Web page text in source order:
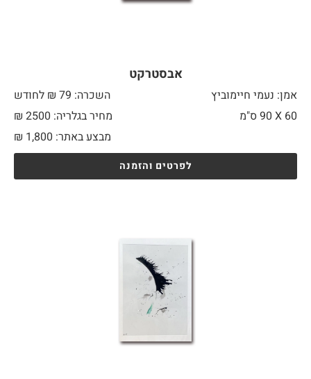
אבסטרקט
אמן: נעמי חיימוביץ
השכרה: 79 ₪ לחודש
60 X
מחיר בגלריה: 2500 ₪
מבצע באתר:
₪ 1,800
לפרטים והזמנה